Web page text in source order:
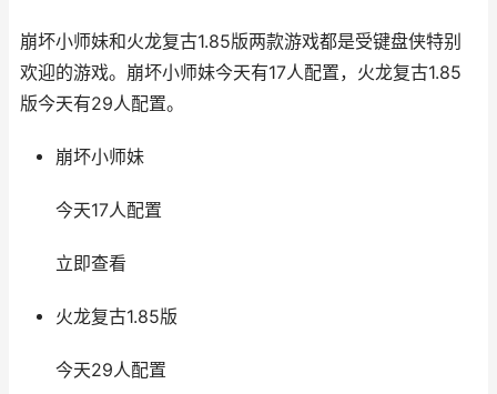
崩坏小师妹和火龙复古1.85版两款游戏都是受键盘侠特别
欢迎的游戏。崩坏小师妹今天有17人配置，火龙复古1.85
版今天有29人配置。
崩坏小师妹
今天17人配置
立即查看
火龙复古1.85版
今天29人配置